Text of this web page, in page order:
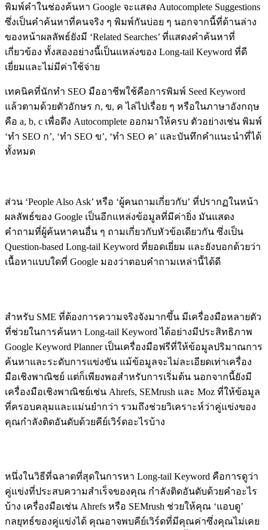
พิมพ์คำในช่องค้นหา Google จะแสดง Autocomplete Suggestions
ซึ่งเป็นคำค้นหาที่คนจริง ๆ พิมพ์กันบ่อย ๆ นอกจากนี้ที่ด้านล่าง
ของหน้าผลลัพธ์ยังมี ‘Related Searches’ ที่แสดงคำค้นหาที่
เกี่ยวข้อง ทั้งสองอย่างนี้เป็นแหล่งของ Long-tail Keyword ที่ดี
เยี่ยมและไม่มีค่าใช้จ่าย
เทคนิคที่นักทำ SEO มืออาชีพใช้คือการพิมพ์ Seed Keyword
แล้วตามด้วยตัวอักษร ก, ข, ค ไล่ไปเรื่อย ๆ หรือในภาษาอังกฤษ
คือ a, b, c เพื่อดึง Autocomplete ออกมาให้ครบ ตัวอย่างเช่น พิมพ์
‘ทำ SEO ก’, ‘ทำ SEO ข’, ‘ทำ SEO ค’ และบันทึกคำแนะนำที่ได้
ทั้งหมด
ส่วน ‘People Also Ask’ หรือ ‘ผู้คนถามเกี่ยวกับ’ ที่ปรากฏในหน้า
ผลลัพธ์ของ Google เป็นอีกแหล่งข้อมูลที่มีค่ายิ่ง มันแสดง
คำถามที่ผู้ค้นหาคนอื่น ๆ ถามเกี่ยวกับหัวข้อเดียวกัน ซึ่งเป็น
Question-based Long-tail Keyword ที่ยอดเยี่ยม และยังบอกด้วยว่า
เนื้อหาแบบใดที่ Google มองว่าตอบคำถามเหล่านี้ได้ดี
สำหรับ SME ที่ต้องการความจริงจังมากขึ้น มีเครื่องมือหลายตัว
ที่ช่วยในการค้นหา Long-tail Keyword ได้อย่างมีประสิทธิภาพ
Google Keyword Planner เป็นเครื่องมือฟรีที่ให้ข้อมูลปริมาณการ
ค้นหาและระดับการแข่งขัน แม้ข้อมูลจะไม่ละเอียดเท่าเครื่อง
มือเชิงพาณิชย์ แต่ก็เพียงพอสำหรับการเริ่มต้น นอกจากนี้ยังมี
เครื่องมือเชิงพาณิชย์เช่น Ahrefs, SEMrush และ Moz ที่ให้ข้อมูล
ที่ครอบคลุมและแม่นยำกว่า รวมถึงช่วยวิเคราะห์ว่าคู่แข่งของ
คุณกำลังติดอันดับด้วยคีย์เวิร์ดอะไรบ้าง
หนึ่งในวิธีที่ฉลาดที่สุดในการหา Long-tail Keyword คือการดูว่า
คู่แข่งที่ประสบความสำเร็จของคุณ กำลังติดอันดับด้วยคำอะไร
บ้าง เครื่องมือเช่น Ahrefs หรือ SEMrush ช่วยให้คุณ ‘แอบดู’
กลยุทธ์ของคู่แข่งได้ คุณอาจพบคีย์เวิร์ดที่มีคุณค่าซึ่งคุณไม่เคย